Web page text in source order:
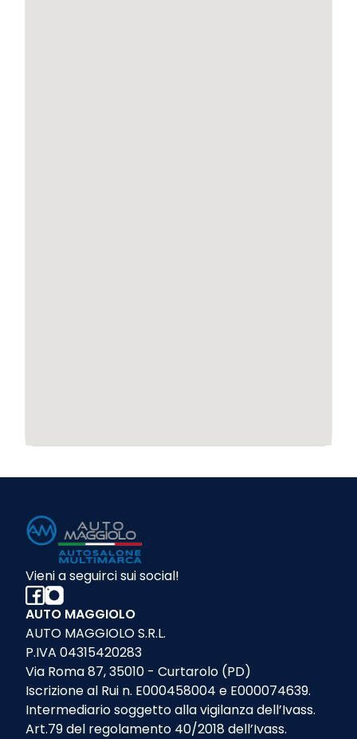
Vieni a seguirci sui social!
AUTO MAGGIOLO
AUTO MAGGIOLO S.R.L.
P.IVA 04315420283
Via Roma 87, 35010 - Curtarolo (PD)
Iscrizione al Rui n. E000458004 e E000074639.
Intermediario soggetto alla vigilanza dell’Ivass.
Art.79 del regolamento 40/2018 dell’Ivass.